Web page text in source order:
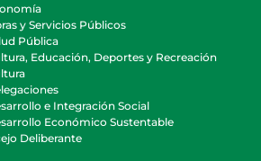
y Servicios Públicos
Pública
Educación, Deportes y Recreación
e Integración Social
Económico Sustentable
Deliberante